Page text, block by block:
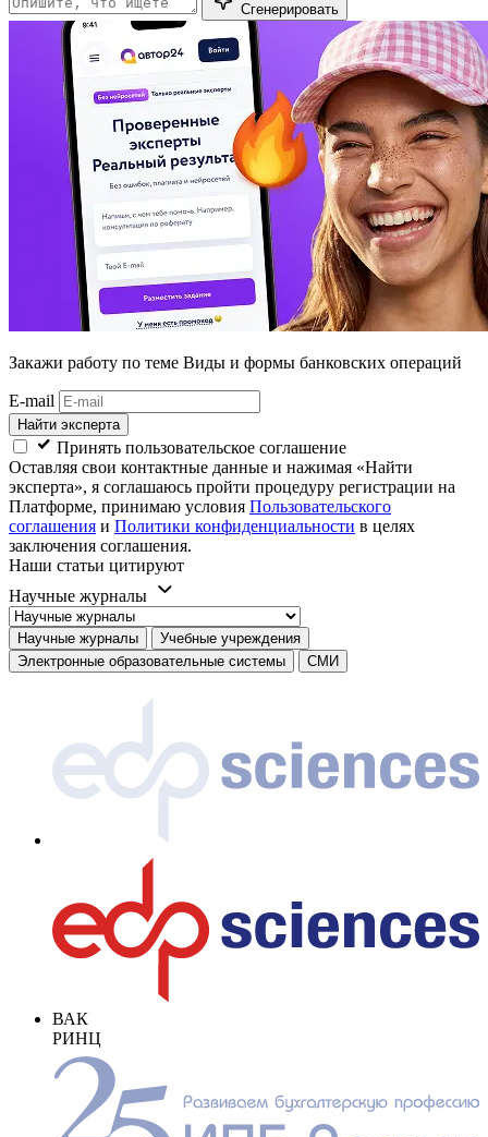
Сгенерировать
Закажи работу по теме Виды и формы банковских операций
E-mail
Найти эксперта
Принять пользовательское соглашение
Оставляя свои контактные данные и нажимая «Найти
эксперта», я соглашаюсь пройти процедуру регистрации на
Платформе, принимаю условия Пользовательского
соглашения и Политики конфиденциальности в целях
заключения соглашения.
Наши статьи цитируют
Научные журналы
Научные журналы
Учебные учреждения
Электронные образовательные системы
СМИ
ВАК
РИНЦ